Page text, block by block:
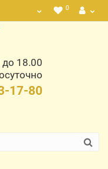
0
до 18.00
17-80